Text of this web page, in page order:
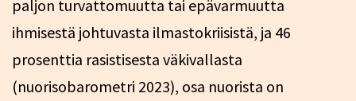
paljon turvattomuutta tai epävarmuutta
ihmisestä johtuvasta ilmastokriisistä, ja 46
prosenttia rasistisesta väkivallasta
(nuorisobarometri 2023), osa nuorista on